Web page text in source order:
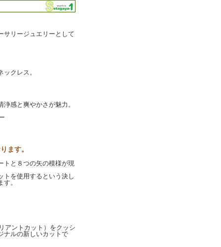
サリージュエリーとして
クレス。
感と爽やかさが魅力。
ます。
トと８つの矢の模様が現
トを使用するという決し
。
アントカット）をクッシ
ナルの新しいカットで